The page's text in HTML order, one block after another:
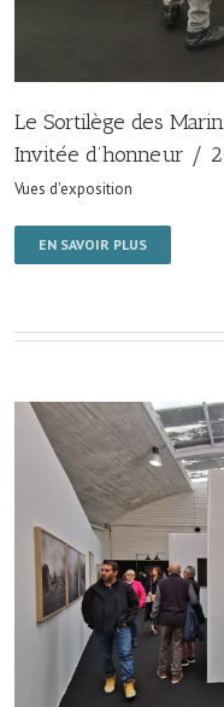
Le Sortilège des
Invitée d’honneur /
Vues d'exposition
EN SAVOIR PLUS